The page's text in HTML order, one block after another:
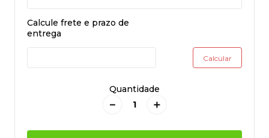
Quantidade
＋
－